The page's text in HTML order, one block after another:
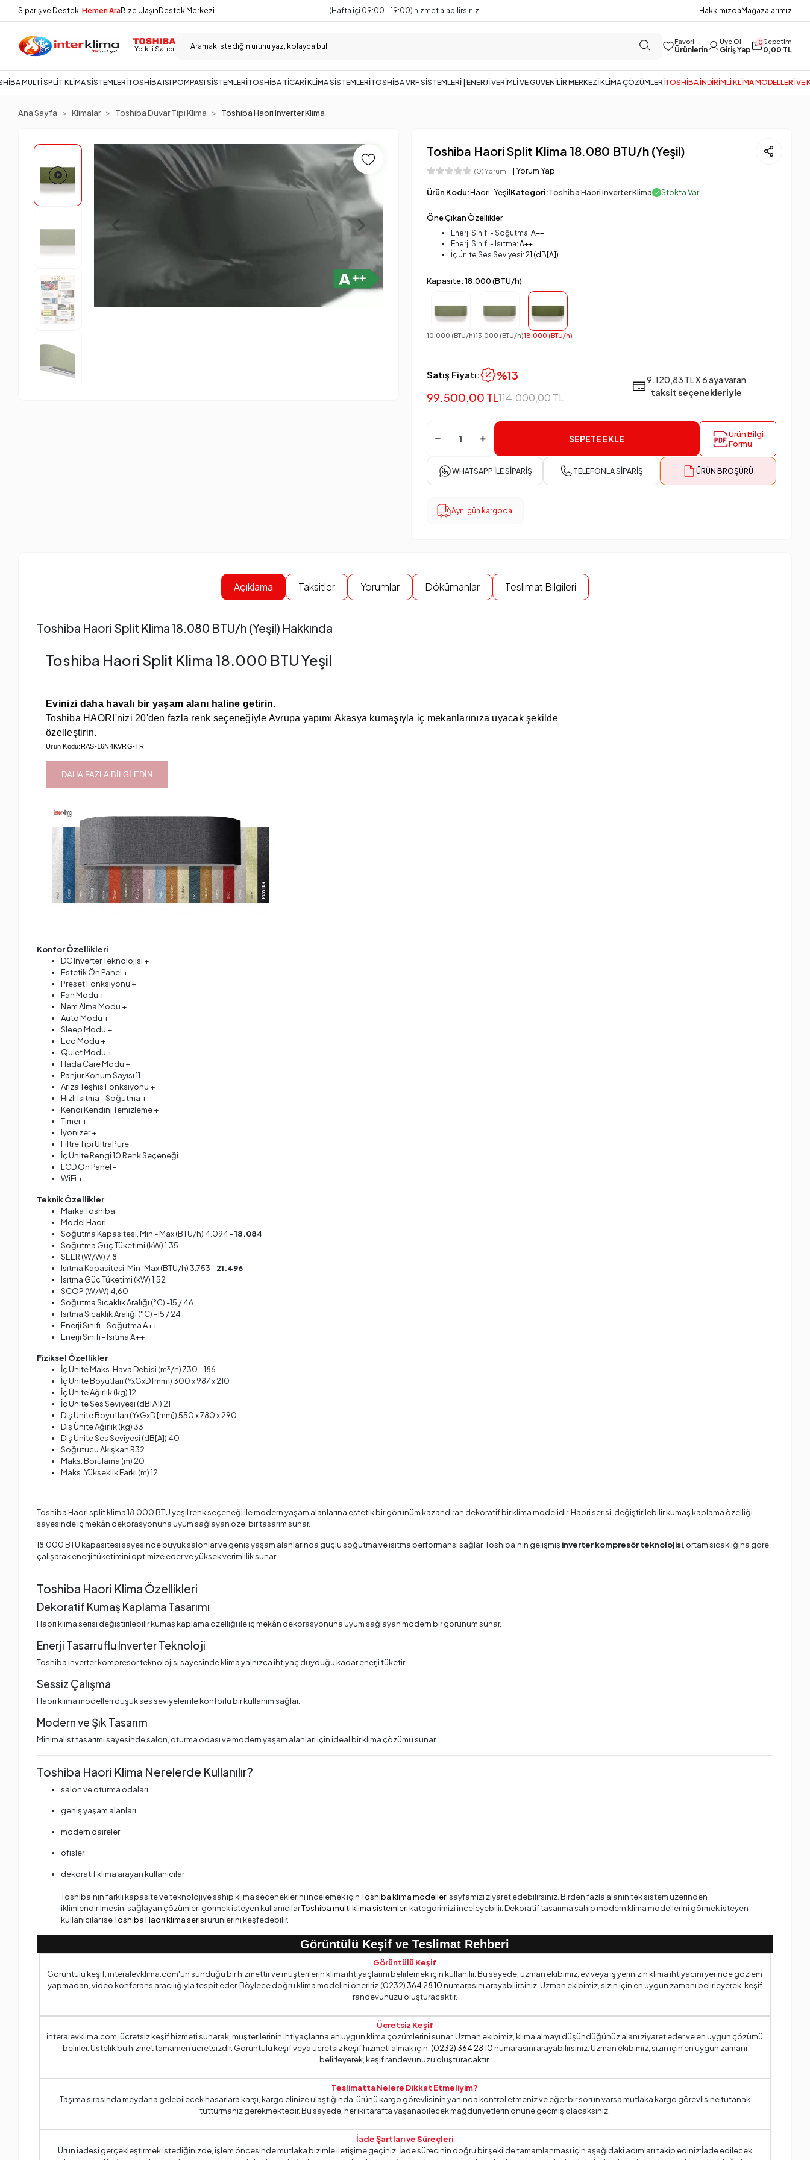
Sipariş ve Destek:Hemen AraBize UlaşınDestek Merkezi (Hafta içi 09:00 - 19:00) hizmet alabilirsiniz. HakkımızdaMağazalarımız
Yetkili Satıcı
Favori
Ürünlerin
Üye Ol
Giriş Yap
0Sepetim
0,00 TL
MULTİ SPLİT KLİMA SİSTEMLERİTOSHİBA ISI POMPASI SİSTEMLERİTOSHİBA TİCARİ KLİMA SİSTEMLERİTOSHİBA VRF SİSTEMLERİ | ENERJİ VERİMLİ VE GÜVENİLİR MERKEZİ KLİMA ÇÖZÜMLERİTOSHİBA İNDİRİMLİ KLİMA MODELLERİ VE
Ana Sayfa Klimalar Toshiba Duvar Tipi Klima Toshiba Haori Inverter Klima
Toshiba Haori Split Klima 18.080 BTU/h (Yeşil)
(0) Yorum | Yorum Yap
Ürün Kodu:Haori-YeşilKategori:Toshiba Haori Inverter Klima Stokta Var
Öne Çıkan Özellikler
Enerji Sınıfı - Soğutma: A++
Enerji Sınıfı - Isıtma: A++
İç Ünite Ses Seviyesi: 21 (dB[A])
Kapasite: 18.000 (BTU/h)
10.000 (BTU/h)13.000 (BTU/h)18.000 (BTU/h)
Satış Fiyatı:
%13
99.500,00 TL114.000,00 TL
9.120,83 TL X 6 aya varan
taksit seçenekleriyle
SEPETE EKLE
Ürün Bilgi
Formu
WHATSAPP İLE SIPARIŞ TELEFONLA SIPARIŞ ÜRÜN BROŞÜRÜ
Aynı gün kargoda!
Açıklama Taksitler Yorumlar Dökümanlar Teslimat Bilgileri
Toshiba Haori Split Klima 18.080 BTU/h (Yeşil) Hakkında
Toshiba Haori Split Klima 18.000 BTU Yeşil
Evinizi daha havalı bir yaşam alanı haline getirin.
Toshiba HAORI'nizi 20'den fazla renk seçeneğiyle Avrupa yapımı Akasya kumaşıyla iç mekanlarınıza uyacak şekilde
özelleştirin.
Ürün Kodu:RAS-16N4KVRG-TR
DAHA FAZLA BİLGİ EDİN
Konfor Özellikleri
DC Inverter Teknolojisi +
Estetik Ön Panel +
Preset Fonksiyonu +
Fan Modu +
Nem Alma Modu +
Auto Modu +
Sleep Modu +
Eco Modu +
Quiet Modu +
Hada Care Modu +
Panjur Konum Sayısı 11
Arıza Teşhis Fonksiyonu +
Hızlı Isıtma - Soğutma +
Kendi Kendini Temizleme +
Timer +
Iyonizer +
Filtre Tipi UltraPure
İç Ünite Rengi 10 Renk Seçeneği
LCD Ön Panel -
WiFi +
Teknik Özellikler
Marka Toshiba
Model Haori
Soğutma Kapasitesi, Min - Max (BTU/h) 4.094 -18.084
Soğutma Güç Tüketimi (kW) 1,35
SEER (W/W) 7,8
Isıtma Kapasitesi, Min-Max (BTU/h) 3.753 -21.496
Isıtma Güç Tüketimi (kW) 1,52
SCOP (W/W) 4,60
Soğutma Sıcaklık Aralığı (°C) -15 / 46
Isıtma Sıcaklık Aralığı (°C) -15 / 24
Enerji Sınıfı - Soğutma A++
Enerji Sınıfı - Isıtma A++
Fiziksel Özellikler
İç Ünite Maks. Hava Debisi (m³/h) 730 - 186
İç Ünite Boyutları (YxGxD [mm]) 300 x 987 x 210
İç Ünite Ağırlık (kg) 12
İç Ünite Ses Seviyesi (dB[A]) 21
Dış Ünite Boyutları (YxGxD [mm]) 550 x 780 x 290
Dış Ünite Ağırlık (kg) 33
Dış Ünite Ses Seviyesi (dB[A]) 40
Soğutucu Akışkan R32
Maks. Borulama (m) 20
Maks. Yükseklik Farkı (m) 12
Toshiba Haori split klima 18.000 BTU yeşil renk seçeneği ile modern yaşam alanlarına estetik bir görünüm kazandıran dekoratif bir klima modelidir. Haori serisi, değiştirilebilir kumaş kaplama özelliği
sayesinde iç mekân dekorasyonuna uyum sağlayan özel bir tasarım sunar.
18.000 BTU kapasitesi sayesinde büyük salonlar ve geniş yaşam alanlarında güçlü soğutma ve ısıtma performansı sağlar. Toshiba’nın gelişmiş inverter kompresör teknolojisi , ortam sıcaklığına göre
çalışarak enerji tüketimini optimize eder ve yüksek verimlilik sunar.
Toshiba Haori Klima Özellikleri
Dekoratif Kumaş Kaplama Tasarımı
Haori klima serisi değiştirilebilir kumaş kaplama özelliği ile iç mekân dekorasyonuna uyum sağlayan modern bir görünüm sunar.
Enerji Tasarruflu Inverter Teknoloji
Toshiba inverter kompresör teknolojisi sayesinde klima yalnızca ihtiyaç duyduğu kadar enerji tüketir.
Sessiz Çalışma
Haori klima modelleri düşük ses seviyeleri ile konforlu bir kullanım sağlar.
Modern ve Şık Tasarım
Minimalist tasarımı sayesinde salon, oturma odası ve modern yaşam alanları için ideal bir klima çözümü sunar.
Toshiba Haori Klima Nerelerde Kullanılır?
salon ve oturma odaları
geniş yaşam alanları
modern daireler
ofisler
dekoratif klima arayan kullanıcılar
Toshiba’nın farklı kapasite ve teknolojiye sahip klima seçeneklerini incelemek içinToshiba klima modellerisayfamızı ziyaret edebilirsiniz. Birden fazla alanın tek sistem üzerinden
iklimlendirilmesini sağlayan çözümleri görmek isteyen kullanıcılarToshiba multi klima sistemlerikategorimizi inceleyebilir. Dekoratif tasarıma sahip modern klima modellerini görmek isteyen
kullanıcılar iseToshiba Haori klima serisiürünlerini keşfedebilir.
Görüntülü Keşif ve Teslimat Rehberi
Görüntülü Keşif
Görüntülü keşif, interalevklima.com'un sunduğu bir hizmettir ve müşterilerin klima ihtiyaçlarını belirlemek için kullanılır. Bu sayede, uzman ekibimiz, ev veya iş yerinizin klima ihtiyacını yerinde gözlem
yapmadan, video konferans aracılığıyla tespit eder. Böylece doğru klima modelini öneririz.(0232)364 28 10numarasını arayabilirsiniz. Uzman ekibimiz, sizin için en uygun zamanı belirleyerek, keşif
randevunuzu oluşturacaktır.
Ücretsiz Keşif
interalevklima.com, ücretsiz keşif hizmeti sunarak, müşterilerinin ihtiyaçlarına en uygun klima çözümlerini sunar. Uzman ekibimiz, klima almayı düşündüğünüz alanı ziyaret eder ve en uygun çözümü
belirler. Üstelik bu hizmet tamamen ücretsizdir. Görüntülü keşif veya ücretsiz keşif hizmeti almak için, (0232) 364 28 10numarasını arayabilirsiniz. Uzman ekibimiz, sizin için en uygun zamanı
belirleyerek, keşif randevunuzu oluşturacaktır.
Teslimatta Nelere Dikkat Etmeliyim?
Taşıma sırasında meydana gelebilecek hasarlara karşı, kargo elinize ulaştığında, ürünü kargo görevlisinin yanında kontrol etmeniz ve eğer bir sorun varsa mutlaka kargo görevlisine tutanak
tutturmanız gerekmektedir. Bu sayede, her iki tarafta yaşanabilecek mağduriyetlerin önüne geçmiş olacaksınız.
İade Şartları ve Süreçleri
Ürün iadesi gerçekleştirmek istediğinizde, işlem öncesinde mutlaka bizimle iletişime geçiniz. İade sürecinin doğru bir şekilde tamamlanması için aşağıdaki adımları takip ediniz:İade edilecek